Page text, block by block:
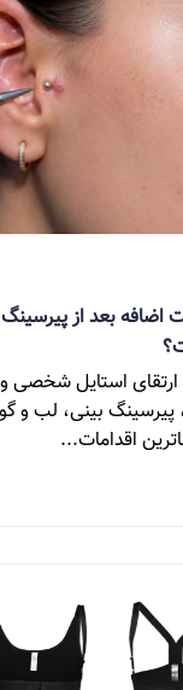
اضافه بعد از
ارتقای استایل شخصی و
بینی، لب و
اقدامات...